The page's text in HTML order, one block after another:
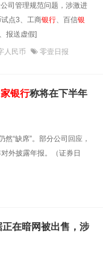
司管理规范问题，涉激进
点3、工商银行、百信银
报送虚假]
人民币 零壹日报
家银行称将在下半年
“缺席”。部分公司回应，
外披露年报。（证券日
在暗网被出售，涉